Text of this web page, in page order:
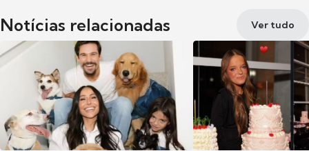
Notícias relacionadas Ver tudo